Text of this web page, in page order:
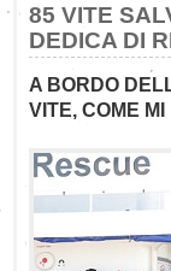
85 VITE
DEDICA DI
A BORDO
VITE, COME